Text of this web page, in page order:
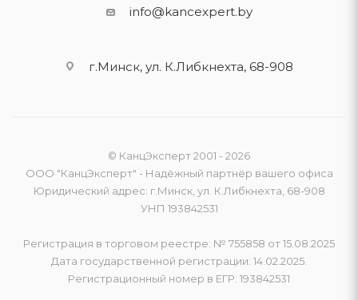
info@kancexpert.by
г.Минск, ул. К.Либкнехта, 68-908
© КанцЭксперт 2001 - 2026
ООО "КанцЭксперт" - Надёжный партнёр вашего офиса
Юридический адрес: г.Минск, ул. К.Либкнехта, 68-908
УНП 193842531
Регистрация в торговом реестре: № 755858 от 15.08.2025
Дата государственной регистрации: 14.02.2025.
Регистрационный номер в ЕГР: 193842531